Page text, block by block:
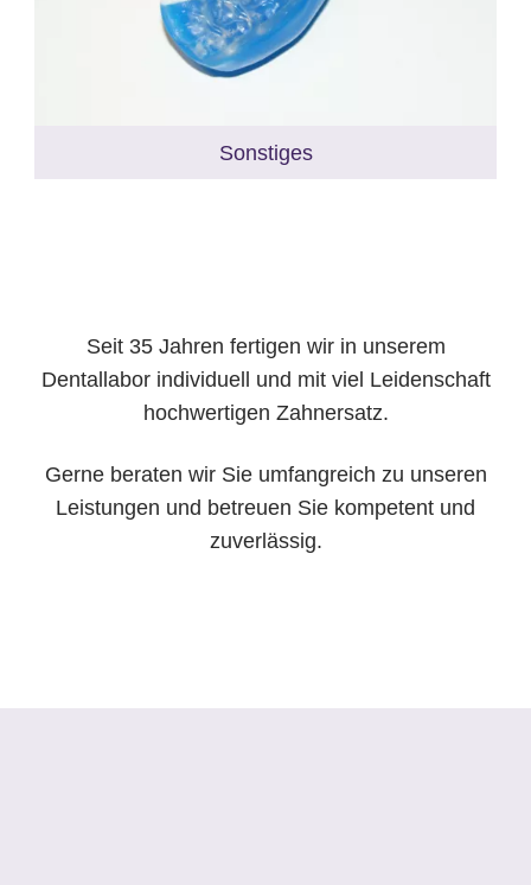
Sonstiges
Seit 35 Jahren fertigen wir in unserem
Dentallabor individuell und mit viel Leidenschaft
hochwertigen Zahnersatz.
Gerne beraten wir Sie umfangreich zu unseren
Leistungen und betreuen Sie kompetent und
zuverlässig.